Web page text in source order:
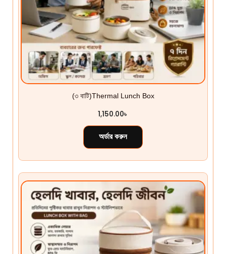
(৩ বাটি)Thermal Lunch Box
1,150.00৳
অর্ডার করুন